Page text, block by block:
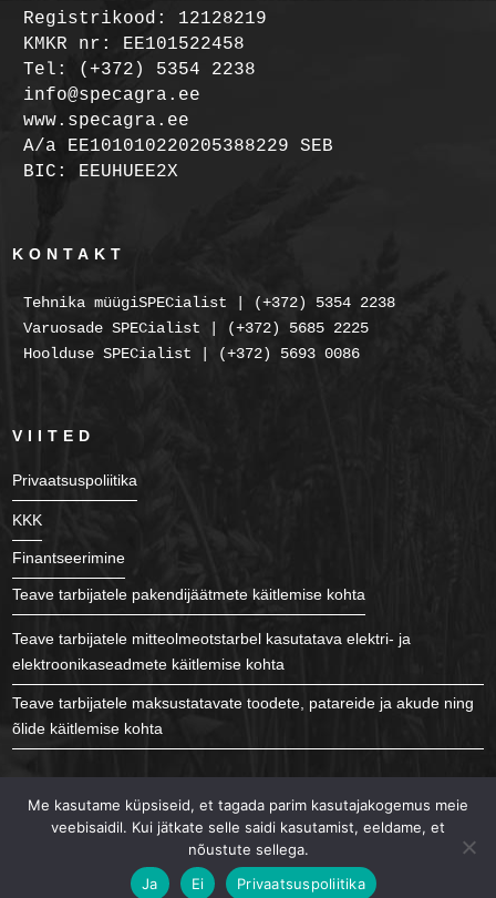
Registrikood: 12128219
KMKR nr: EE101522458
Tel: (+372) 5354 2238
info@specagra.ee
www.specagra.ee
A/a EE101010220205388229 SEB
BIC: EEUHUEE2X
KONTAKT
Tehnika müügiSPECialist | (+372) 5354 2238
Varuosade SPECialist | (+372) 5685 2225
Hoolduse SPECialist | (+372) 5693 0086
VIITED
Privaatsuspoliitika
KKK
Finantseerimine
Teave tarbijatele pakendijäätmete käitlemise kohta
Teave tarbijatele mitteolmeotstarbel kasutatava elektri- ja
elektroonikaseadmete käitlemise kohta
Teave tarbijatele maksustatavate toodete, patareide ja akude ning
õlide käitlemise kohta
Me kasutame küpsiseid, et tagada parim kasutajakogemus meie
veebisaidil. Kui jätkate selle saidi kasutamist, eeldame, et
nõustute sellega.
Ja
Ei Privaatsuspoliitika